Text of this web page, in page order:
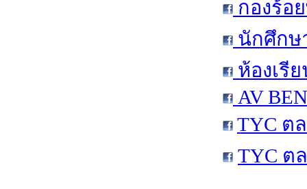
กองร้อ
นักศึกษ
ห้องเรี
AV
TYC ต
TYC ต